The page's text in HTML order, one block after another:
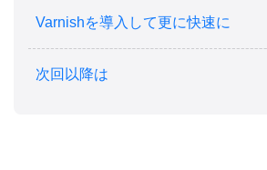
Varnishを導入して更に快速に
次回以降は